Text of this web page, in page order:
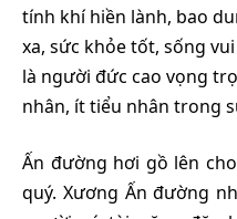
tính khí hiền lành, bao
xa, sức khỏe tốt, sống
là người đức cao vọng
nhân, ít tiểu nhân trong
Ấn đường hơi gồ lên
quý. Xương Ấn đường